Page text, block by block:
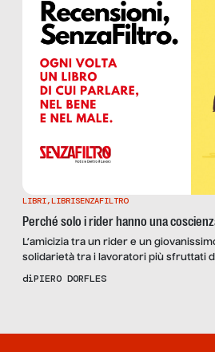
LIBRI,LIBRISENZAFILTRO
Perché solo i rider hanno una
L’amicizia tra un rider e un
solidarietà tra i lavoratori più sfruttati
Recensiamo “Le balene mangiano da
diPIERO DORFLES